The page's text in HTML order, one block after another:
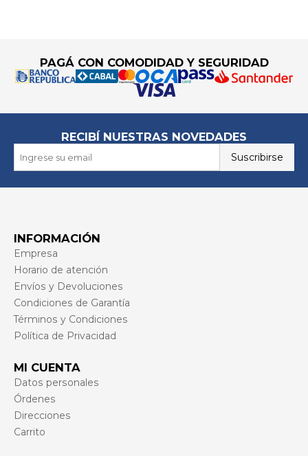
PAGÁ CON COMODIDAD Y SEGURIDAD
RECIBÍ NUESTRAS NOVEDADES
Suscribirse
INFORMACIÓN
Empresa
Horario de atención
Envíos y Devoluciones
Condiciones de Garantía
Términos y Condiciones
Política de Privacidad
MI CUENTA
Datos personales
Órdenes
Direcciones
Carrito